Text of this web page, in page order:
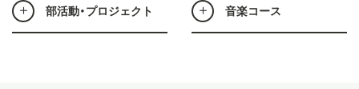
部活動・プロジェクト 音楽コース